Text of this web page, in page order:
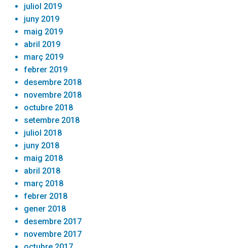
juliol 2019
juny 2019
maig 2019
abril 2019
març 2019
febrer 2019
desembre 2018
novembre 2018
octubre 2018
setembre 2018
juliol 2018
juny 2018
maig 2018
abril 2018
març 2018
febrer 2018
gener 2018
desembre 2017
novembre 2017